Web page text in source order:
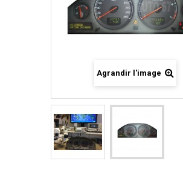
Agrandir l'image